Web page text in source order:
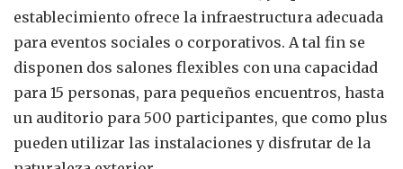
establecimiento ofrece la infraestructura adecuada
para eventos sociales o corporativos. A tal fin se
disponen dos salones flexibles con una capacidad
para 15 personas, para pequeños encuentros, hasta
un auditorio para 500 participantes, que como plus
pueden utilizar las instalaciones y disfrutar de la